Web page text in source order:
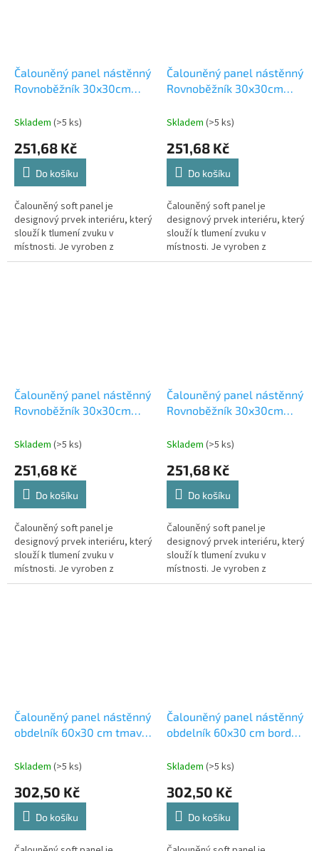
Čalouněný panel nástěnný
Rovnoběžník 30x30cm
(53615564106)
Skladem (>5 ks)
251,68 Kč
Do košíku
Čalouněný soft panel je
designový prvek interiéru, který
slouží k tlumení zvuku v
místnosti. Je vyroben z
materiálů, které absorbují
Čalouněný panel nástěnný
Rovnoběžník 30x30cm
(53615564113)
Skladem (>5 ks)
251,68 Kč
Do košíku
Čalouněný soft panel je
designový prvek interiéru, který
slouží k tlumení zvuku v
místnosti. Je vyroben z
materiálů, které absorbují
Čalouněný panel nástěnný
Rovnoběžník 30x30cm
(53615564107)
Skladem (>5 ks)
251,68 Kč
Do košíku
Čalouněný soft panel je
designový prvek interiéru, který
slouží k tlumení zvuku v
místnosti. Je vyroben z
materiálů, které absorbují
Čalouněný panel nástěnný
Rovnoběžník 30x30cm
(53615564102)
Skladem (>5 ks)
251,68 Kč
Do košíku
Čalouněný soft panel je
designový prvek interiéru, který
slouží k tlumení zvuku v
místnosti. Je vyroben z
materiálů, které absorbují
Čalouněný panel nástěnný
obdelník 60x30 cm tmavě
(53615560106)
Skladem (>5 ks)
302,50 Kč
Do košíku
Čalouněný panel nástěnný
obdelník 60x30 cm bordó
Skladem (>5 ks)
302,50 Kč
Do košíku